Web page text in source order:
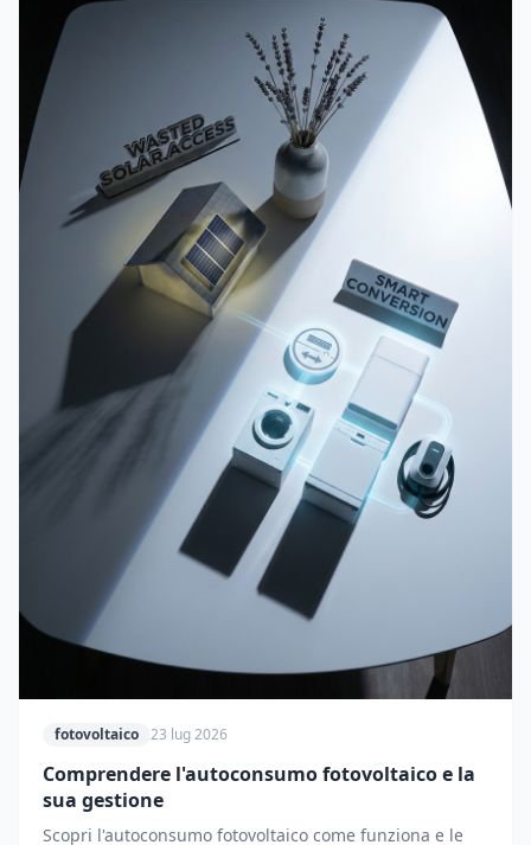
fotovoltaico 23 lug 2026
Comprendere l'autoconsumo fotovoltaico e la
sua gestione
Scopri l'autoconsumo fotovoltaico come funziona e le